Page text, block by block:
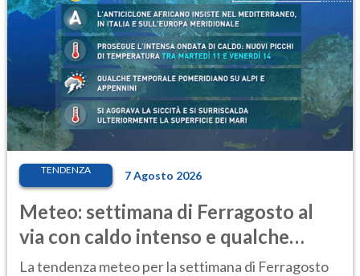
TENDENZA 7 Agosto 2026
Meteo: settimana di Ferragosto al
via con caldo intenso e qualche
temporale
La tendenza meteo per la settimana di Ferragosto